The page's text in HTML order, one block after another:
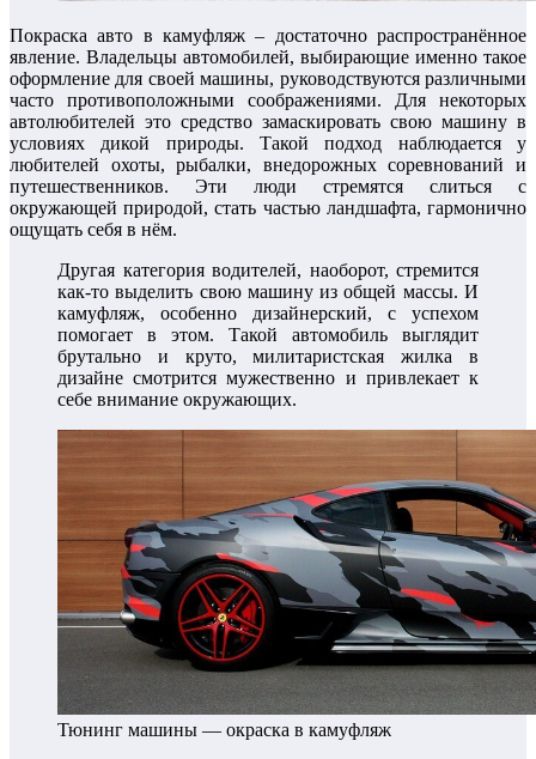
Покраска авто в камуфляж – достаточно распространённое
явление. Владельцы автомобилей, выбирающие именно такое
оформление для своей машины, руководствуются различными
часто противоположными соображениями. Для некоторых
автолюбителей это средство замаскировать свою машину в
условиях дикой природы. Такой подход наблюдается у
любителей охоты, рыбалки, внедорожных соревнований и
путешественников. Эти люди стремятся слиться с
окружающей природой, стать частью ландшафта, гармонично
ощущать себя в нём.
Другая категория водителей, наоборот, стремится
как-то выделить свою машину из общей массы. И
камуфляж, особенно дизайнерский, с успехом
помогает в этом. Такой автомобиль выглядит
брутально и круто, милитаристская жилка в
дизайне смотрится мужественно и привлекает к
себе внимание окружающих.
Тюнинг машины — окраска в камуфляж